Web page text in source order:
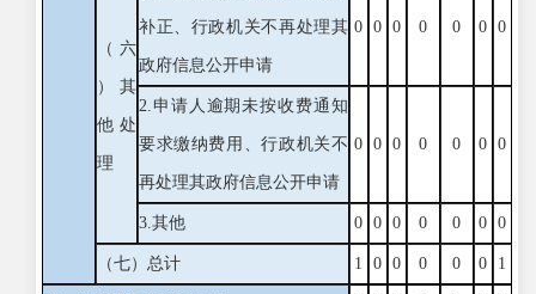
（六
）其
他处
理
补正、行政机关不再处理其
政府信息公开申请
0 0 0 0 0 0 0
2.申请人逾期未按收费通知
要求缴纳费用、行政机关不
再处理其政府信息公开申请
0 0 0 0 0 0 0
3.其他 0 0 0 0 0 0 0
（七）总计 1 0 0 0 0 0 1